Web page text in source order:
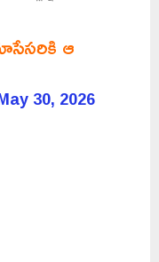
ఆ
30, 2026